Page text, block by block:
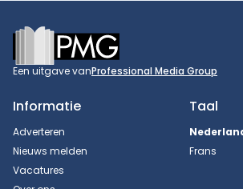
Footer
Een uitgave vanProfessional Media Group
Informatie
Adverteren
Nieuws melden
Vacatures
Taal
Frans